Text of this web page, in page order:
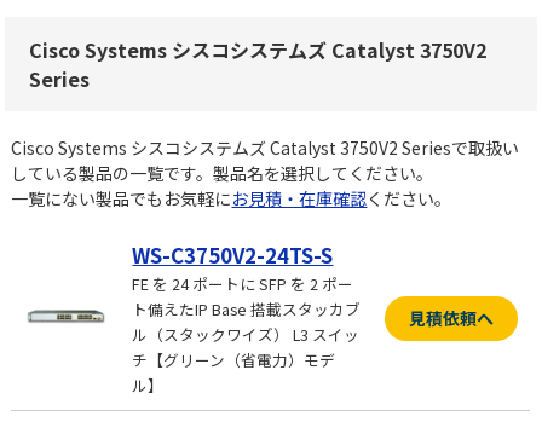
Cisco Systems シスコシステムズ Catalyst 3750V2
Series
Cisco Systems シスコシステムズ Catalyst 3750V2 Seriesで取扱い
している製品の一覧です。製品名を選択してください。
一覧にない製品でもお気軽にお見積・在庫確認ください。
WS-C3750V2-24TS-S
FE を 24 ポートに SFP を 2 ポー
ト備えたIP Base 搭載スタッカブ
ル（スタックワイズ） L3 スイッ
チ【グリーン（省電力）モデ
ル】
見積依頼へ